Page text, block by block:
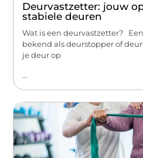
Deurvastzetter: jouw
stabiele deuren
Wat is een deurvastzetter?
bekend als deurstopper of
je deur op
...